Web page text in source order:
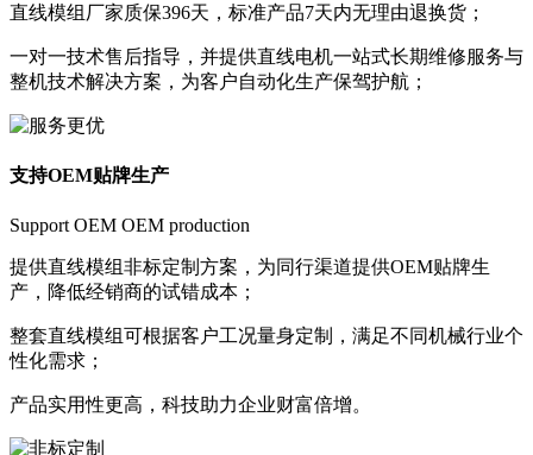
直线模组厂家质保396天，标准产品7天内无理由退换货；
一对一技术售后指导，并提供直线电机一站式长期维修服务与
整机技术解决方案，为客户自动化生产保驾护航；
支持OEM贴牌生产
Support OEM OEM production
提供直线模组非标定制方案，为同行渠道提供OEM贴牌生
产，降低经销商的试错成本；
整套直线模组可根据客户工况量身定制，满足不同机械行业个
性化需求；
产品实用性更高，科技助力企业财富倍增。